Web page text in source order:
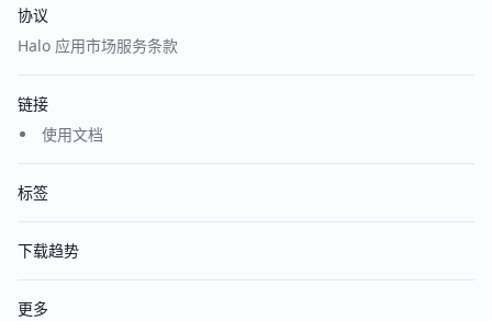
协议
Halo 应用市场服务条款
链接
使用文档
标签
下载趋势
更多